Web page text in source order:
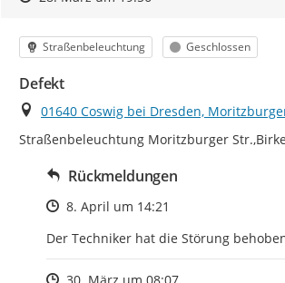
Kategorie
Straßenbeleuchtung Status
Geschlossen
Defekt
Ort
01640 Coswig bei Dresden,
Straßenbeleuchtung Moritzburger
Rückmeldungen
Zeitpunkt des Erstellens
8. April um 14:21
Der Techniker hat die Störung
Zeitpunkt des Erstellens